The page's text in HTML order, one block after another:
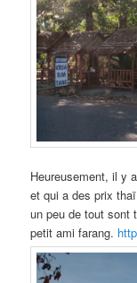
Heureusement, il y
et qui a des prix
un peu de tout sont
petit ami farang.